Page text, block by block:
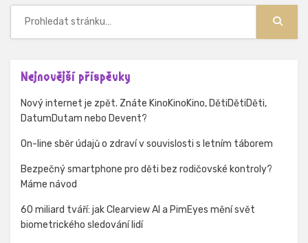
Nejnovější příspěvky
Nový internet je zpět. Znáte KinoKinoKino, DětiDětiDěti,
DatumDutam nebo Devent?
On-line sběr údajů o zdraví v souvislosti s letním táborem
Bezpečný smartphone pro děti bez rodičovské kontroly?
Máme návod
60 miliard tváří: jak Clearview AI a PimEyes mění svět
biometrického sledování lidí